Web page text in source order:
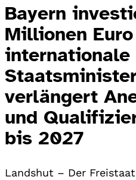
Bayern
Millionen
internationale
verlängert
und
bis 2027
Landshut – Der